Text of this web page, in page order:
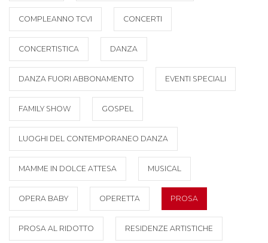
COMPLEANNO TCVI CONCERTI
CONCERTISTICA DANZA
DANZA FUORI ABBONAMENTO EVENTI SPECIALI
FAMILY SHOW GOSPEL
LUOGHI DEL CONTEMPORANEO DANZA
MAMME IN DOLCE ATTESA MUSICAL
OPERA BABY OPERETTA PROSA
PROSA AL RIDOTTO RESIDENZE ARTISTICHE